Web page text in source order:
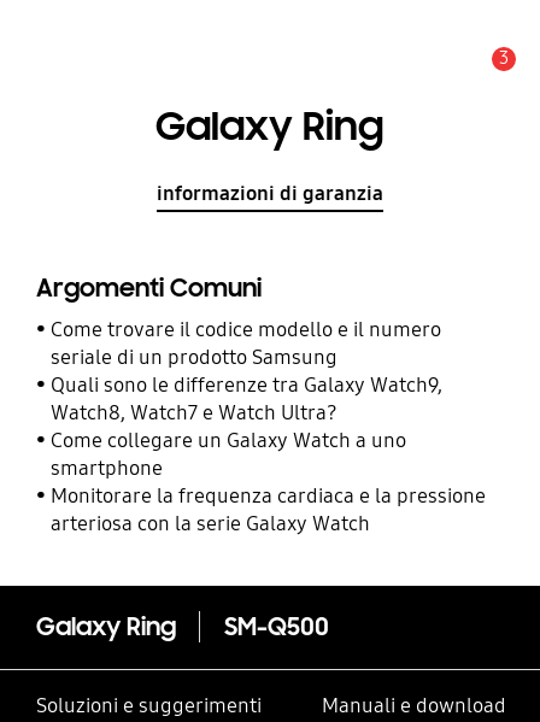
3
Galaxy Ring
informazioni di garanzia
Argomenti Comuni
Come trovare il codice modello e il numero
seriale di un prodotto Samsung
Quali sono le differenze tra Galaxy Watch9,
Watch8, Watch7 e Watch Ultra?
Come collegare un Galaxy Watch a uno
smartphone
Monitorare la frequenza cardiaca e la pressione
arteriosa con la serie Galaxy Watch
Galaxy Ring SM-Q500
Soluzioni e suggerimenti Manuali e download